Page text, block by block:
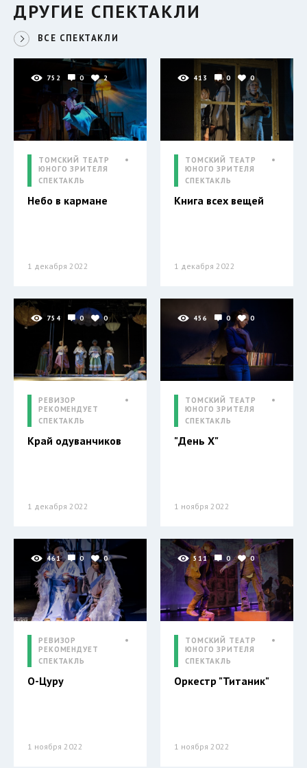
ДРУГИЕ СПЕКТАКЛИ
ВСЕ СПЕКТАКЛИ
752 0 2
ТОМСКИЙ ТЕАТР
ЮНОГО ЗРИТЕЛЯ
СПЕКТАКЛЬ
Небо в кармане
1 декабря 2022
413 0 0
ТОМСКИЙ ТЕАТР
ЮНОГО ЗРИТЕЛЯ
СПЕКТАКЛЬ
Книга всех вещей
1 декабря 2022
754 0 0
РЕВИЗОР
РЕКОМЕНДУЕТ
СПЕКТАКЛЬ
Край одуванчиков
1 декабря 2022
456 0 0
ТОМСКИЙ ТЕАТР
ЮНОГО ЗРИТЕЛЯ
СПЕКТАКЛЬ
"День Х"
1 ноября 2022
461 0 0
РЕВИЗОР
РЕКОМЕНДУЕТ
СПЕКТАКЛЬ
О-Цуру
1 ноября 2022
511 0 0
ТОМСКИЙ ТЕАТР
ЮНОГО ЗРИТЕЛЯ
СПЕКТАКЛЬ
Оркестр "Титаник"
1 ноября 2022